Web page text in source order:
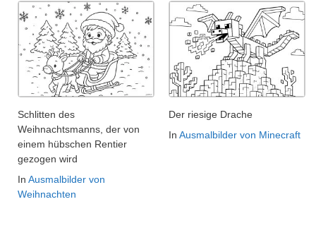
Schlitten des
Weihnachtsmanns, der von
einem hübschen Rentier
gezogen wird
In Ausmalbilder von
Weihnachten
Der riesige Drache
In Ausmalbilder von Minecraft